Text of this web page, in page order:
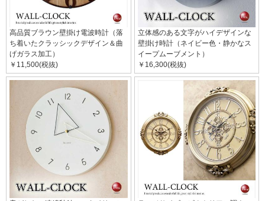
高品質ブラウン壁掛け電波時計（落
ち着いたクラッシックデザイン＆曲
げガラス加工）
￥11,500(税抜)
立体感のある文字がハイデザインな
壁掛け時計（ネイビー色・静かなス
イープムーブメント）
￥16,300(税抜)